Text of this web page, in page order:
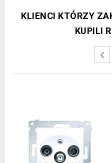
KLIENCI KTÓRZY
KUPILI